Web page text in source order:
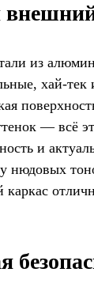
из
хай-тек
— всё
и
нюдовых